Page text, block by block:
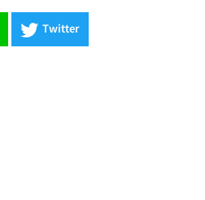
Twitter